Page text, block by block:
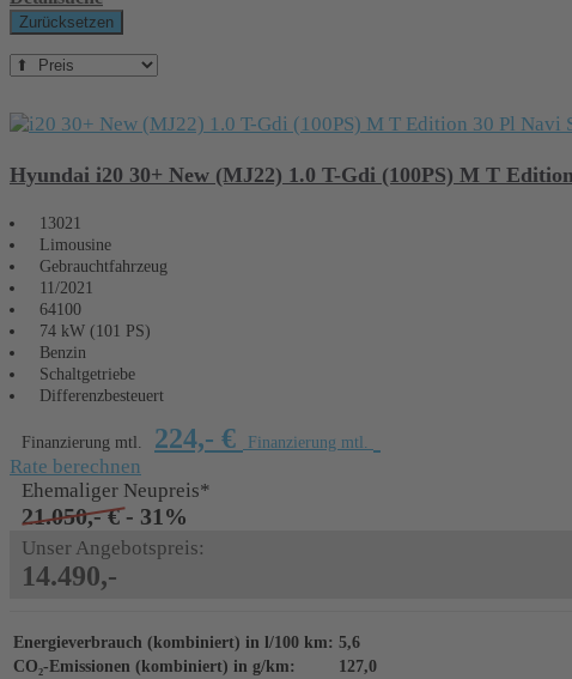
Zurücksetzen
Hyundai i20 30+ New (MJ22) 1.0 T-Gdi (100PS) M T
13021
Limousine
Gebrauchtfahrzeug
11/2021
64100
74 kW (101 PS)
Benzin
Schaltgetriebe
Differenzbesteuert
Finanzierung mtl. 224,- € Finanzierung mtl.
Rate berechnen
Ehemaliger Neupreis*
21.050,- € - 31%
Unser Angebotspreis:
14.490,-
Energieverbrauch (kombiniert) in l/100 km: 5,6
CO₂-Emissionen (kombiniert) in g/km:
127,0